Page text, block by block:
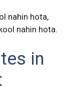
nahin hota,
nahin hota.
in